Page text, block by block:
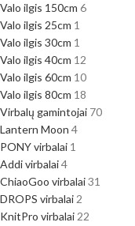
Valo ilgis 150cm 6
Valo ilgis 25cm 1
Valo ilgis 30cm 1
Valo ilgis 40cm 12
Valo ilgis 60cm 10
Valo ilgis 80cm 18
Virbalų gamintojai 70
Lantern Moon 4
PONY virbalai 1
Addi virbalai4
ChiaoGoo virbalai31
DROPS virbalai 2
KnitPro virbalai 22